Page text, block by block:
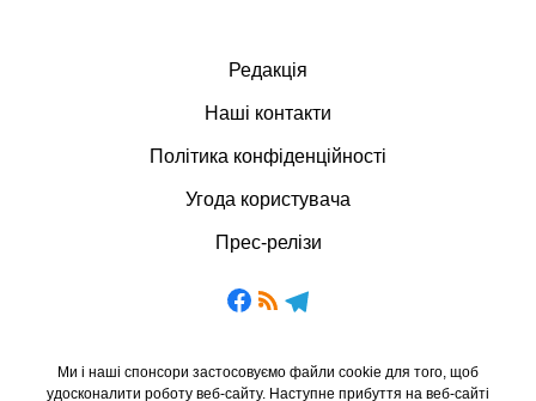
Редакція
Наші контакти
Політика конфіденційності
Угода користувача
Прес-релізи
Ми і наші спонсори застосовуємо файли cookie для того, щоб
удосконалити роботу веб-сайту. Наступне прибуття на веб-сайті